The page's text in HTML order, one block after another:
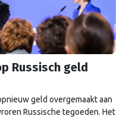
Russisch geld
geld overgemaakt aan
Russische tegoeden. Het